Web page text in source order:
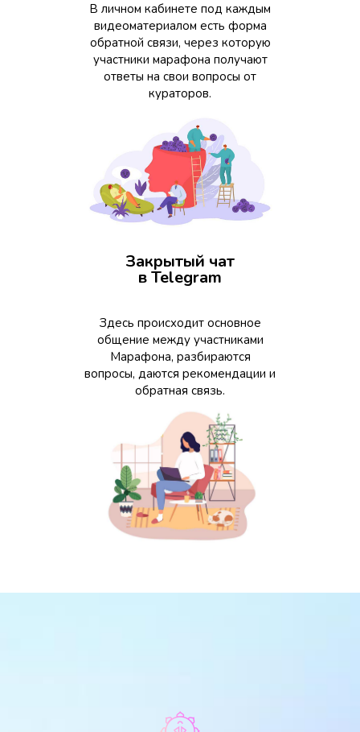
В личном кабинете под каждым
видеоматериалом есть форма
обратной связи, через которую
участники марафона получают
ответы на свои вопросы от
кураторов.
Закрытый чат
в Telegram
Здесь происходит основное
общение между участниками
Марафона, разбираются
вопросы, даются рекомендации и
обратная связь.